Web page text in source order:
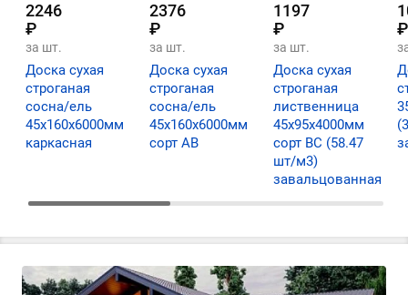
2246
₽
за шт.
Доска сухая
строганая
сосна/ель
45х160х6000мм
каркасная
2376
₽
за шт.
Доска сухая
строганая
сосна/ель
45х160х6000мм
сорт АВ
1197
₽
за шт.
Доска сухая
строганая
лиственница
45х95х4000мм
сорт ВС (58.47
шт/м3)
завальцованная
₽